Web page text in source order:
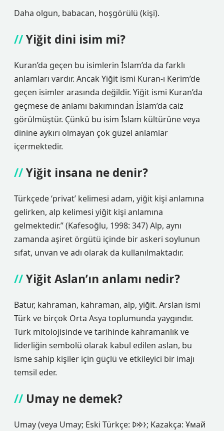
Daha olgun, babacan, hoşgörülü (kişi).
Yiğit dini isim mi?
Kuran’da geçen bu isimlerin İslam’da da farklı
anlamları vardır. Ancak Yiğit ismi Kuran-ı Kerim’de
geçen isimler arasında değildir. Yiğit ismi Kuran’da
geçmese de anlamı bakımından İslam’da caiz
görülmüştür. Çünkü bu isim İslam kültürüne veya
dinine aykırı olmayan çok güzel anlamlar
içermektedir.
Yiğit insana ne denir?
Türkçede ‘privat’ kelimesi adam, yiğit kişi anlamına
gelirken, alp kelimesi yiğit kişi anlamına
gelmektedir.” (Kafesoğlu, 1998: 347) Alp, aynı
zamanda aşiret örgütü içinde bir askeri soylunun
sıfat, unvan ve adı olarak da kullanılmaktadır.
Yiğit Aslan’ın anlamı nedir?
Batur, kahraman, kahraman, alp, yiğit. Arslan ismi
Türk ve birçok Orta Asya toplumunda yaygındır.
Türk mitolojisinde ve tarihinde kahramanlık ve
liderliğin sembolü olarak kabul edilen aslan, bu
isme sahip kişiler için güçlü ve etkileyici bir imajı
temsil eder.
Umay ne demek?
Umay (veya Umay; Eski Türkçe: 𐰆𐰢𐰖; Kazakça: Ұмай